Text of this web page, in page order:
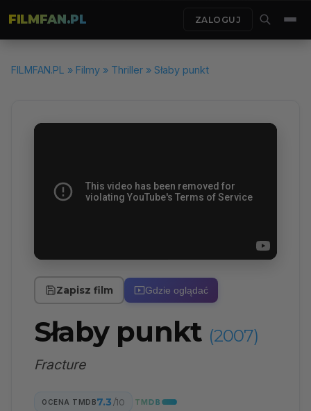
FILMFAN.PL ZALOGUJ
FILMFAN.PL » Filmy » Thriller » Słaby punkt
Zapisz film Gdzie oglądać
Słaby punkt (2007)
Fracture
OCENA TMDB7.3 /10